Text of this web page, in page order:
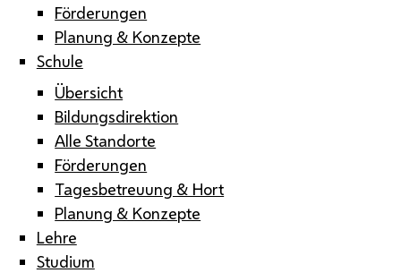
Förderungen
Planung & Konzepte
Schule
Übersicht
Bildungsdirektion
Alle Standorte
Förderungen
Tagesbetreuung & Hort
Planung & Konzepte
Lehre
Studium